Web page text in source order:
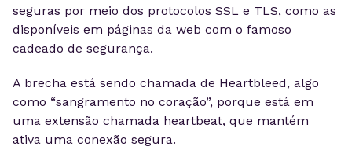
seguras por meio dos protocolos SSL e TLS, como as
disponíveis em páginas da web com o famoso
cadeado de segurança.
A brecha está sendo chamada de Heartbleed, algo
como “sangramento no coração”, porque está em
uma extensão chamada heartbeat, que mantém
ativa uma conexão segura.